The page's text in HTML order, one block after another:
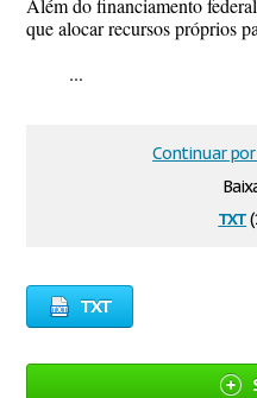
Além do financiamento
que alocar recursos próprios
...
txt
Continuar por
TXT